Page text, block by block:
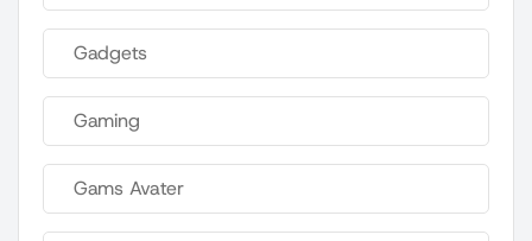
Gadgets
Gaming
Gams Avater